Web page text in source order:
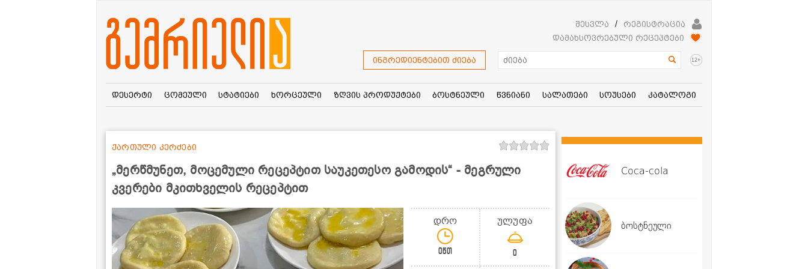
შესვლა /
რეგისტრაცია
დამახსოვრებული რეცეპტები
ინგრედიენტებით ძიება 12+
დესერტი ცომეული სტატიები ხორცეული ზღვის პროდუქტები ბოსტნეული წვნიანი სალათები სოუსები კატალოგი
„მერწმუნეთ, მოცემული რეცეპტით საუკეთესო გამოდის“ - მეგრული
კვერები მკითხველის რეცეპტით
ქართული კერძები
დრო
0წთ
ულუფა
0
Coca-cola
ბოსტნეული